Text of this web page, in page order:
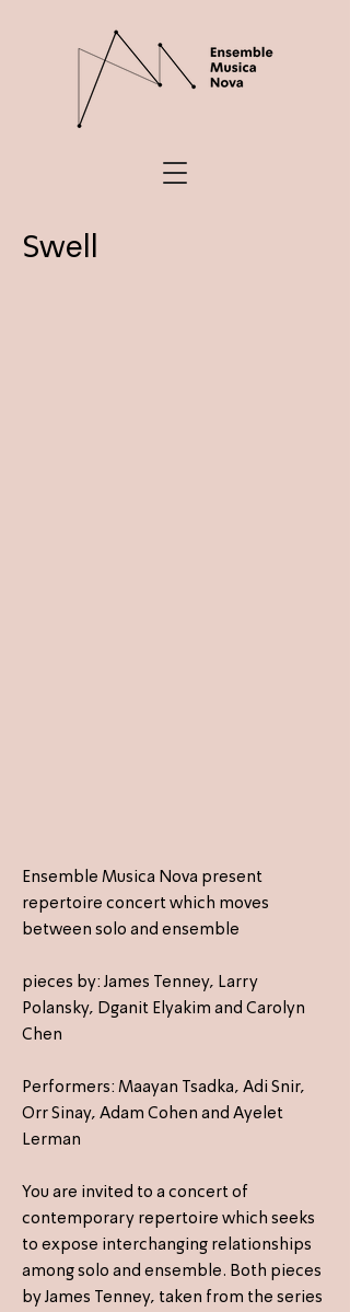
Swell
Ensemble Musica Nova present
repertoire concert which moves
between solo and ensemble
pieces by: James Tenney, Larry
Polansky, Dganit Elyakim and Carolyn
Chen
Performers: Maayan Tsadka, Adi Snir,
Orr Sinay, Adam Cohen and Ayelet
Lerman
You are invited to a concert of
contemporary repertoire which seeks
to expose interchanging relationships
among solo and ensemble. Both pieces
by James Tenney, taken from the series